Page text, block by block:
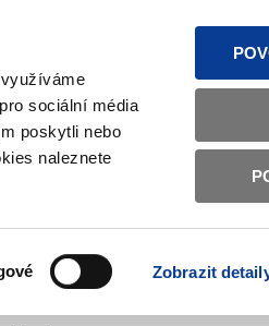
sociální média
poskytli nebo
naleznete
Zobrazit
TEXT
HOME AFFAIRS